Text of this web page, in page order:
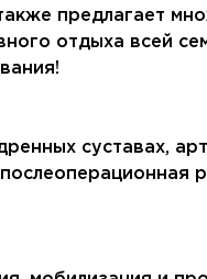
Южная
предлагает
отдыха всей
суставах,